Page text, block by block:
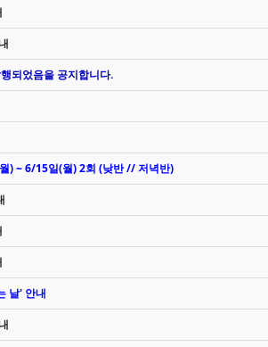
되었음을 공지합니다.
) ~ 6/15일(월) 2회 (낮반 // 저녁반)
날' 안내